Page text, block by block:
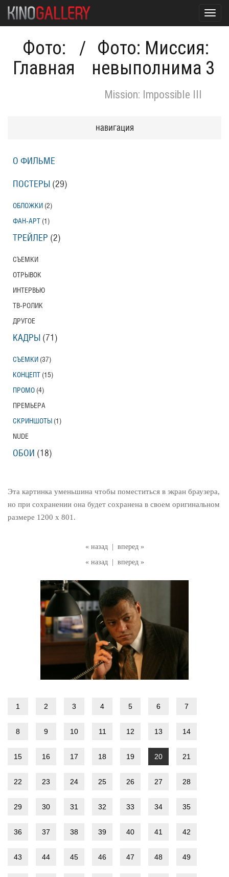
Фото:
Главная
/ Фото: Миссия:
невыполнима 3
Mission: Impossible III
« назад
вперед »
« назад
вперед »
Эта картинка уменьшина чтобы поместиться в экран браузера,
но при сохранении она будет сохранена в своем оригинальном
размере 1200 x 801.
1 2 3 4 5 6 7
8 9 10 11 12 13 14
15 16 17 18 19 20 21
22 23 24 25 26 27 28
29 30 31 32 33 34 35
36 37 38 39 40 41 42
43 44 45 46 47 48 49
навигация
О ФИЛЬМЕ
ПОСТЕРЫ (29)
ОБЛОЖКИ (2)
ФАН-АРТ (1)
ТРЕЙЛЕР (2)
СЪЕМКИ
ОТРЫВОК
ИНТЕРВЬЮ
ТВ-РОЛИК
ДРУГОЕ
КАДРЫ (71)
СЪЕМКИ (37)
КОНЦЕПТ (15)
ПРОМО (4)
ПРЕМЬЕРА
СКРИНШОТЫ (1)
NUDE
ОБОИ (18)